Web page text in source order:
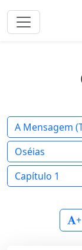
A Mensagem
Oséias
Capítulo 1
+